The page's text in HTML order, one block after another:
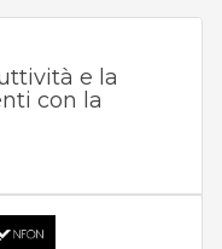
e la
con la